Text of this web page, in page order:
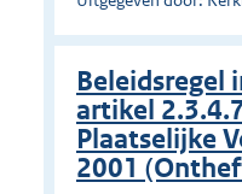
Beleidsregel
artikel
Plaatselijke
2001